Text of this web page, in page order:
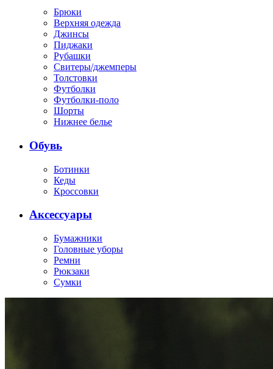
Брюки
Верхняя одежда
Джинсы
Пиджаки
Рубашки
Свитеры/джемперы
Толстовки
Футболки
Футболки-поло
Шорты
Нижнее белье
Обувь
Ботинки
Кеды
Кроссовки
Аксессуары
Бумажники
Головные уборы
Ремни
Рюкзаки
Сумки